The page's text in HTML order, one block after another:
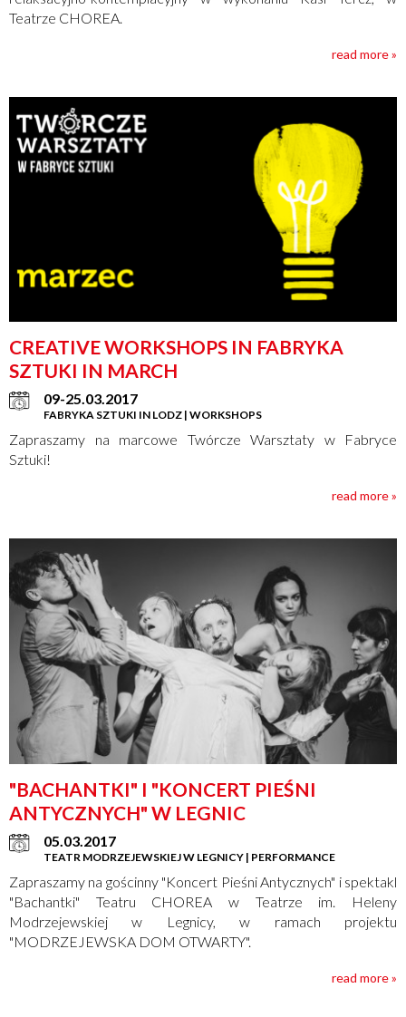
Teatrze CHOREA.
read more »
CREATIVE WORKSHOPS IN FABRYKA
SZTUKI IN MARCH
09-25.03.2017
FABRYKA SZTUKI IN LODZ | WORKSHOPS
Zapraszamy na marcowe Twórcze Warsztaty w Fabryce
Sztuki!
read more »
"BACHANTKI" I "KONCERT PIEŚNI
ANTYCZNYCH" W LEGNIC
05.03.2017
TEATR MODRZEJEWSKIEJ W LEGNICY | PERFORMANCE
Zapraszamy na gościnny "Koncert Pieśni Antycznych" i spektakl
"Bachantki" Teatru CHOREA w Teatrze im. Heleny
Modrzejewskiej w Legnicy, w ramach projektu
"MODRZEJEWSKA DOM OTWARTY".
read more »